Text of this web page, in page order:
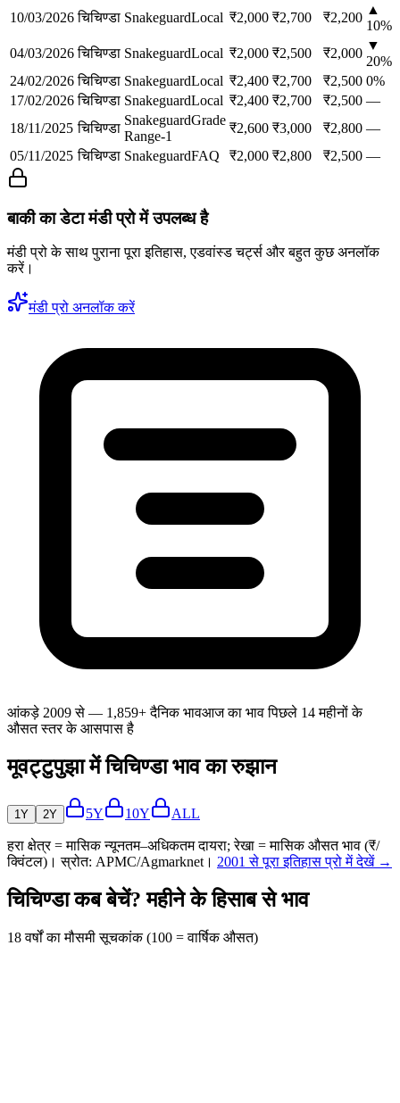
10/03/2026 चिचिण्डा SnakeguardLocal ₹2,000 ₹2,700 ₹2,200
▲
10%
04/03/2026 चिचिण्डा SnakeguardLocal ₹2,000 ₹2,500 ₹2,000
▼
20%
24/02/2026 चिचिण्डा SnakeguardLocal ₹2,400 ₹2,700 ₹2,500 0%
17/02/2026 चिचिण्डा SnakeguardLocal ₹2,400 ₹2,700 ₹2,500 —
18/11/2025 चिचिण्डा
SnakeguardGrade
Range-1
₹2,600 ₹3,000 ₹2,800 —
05/11/2025 चिचिण्डा SnakeguardFAQ ₹2,000 ₹2,800 ₹2,500 —
बाकी का डेटा मंडी प्रो में उपलब्ध है
मंडी प्रो के साथ पुराना पूरा इतिहास, एडवांस्ड चर्ट्स और बहुत कुछ अनलॉक
करें।
मंडी प्रो अनलॉक करें
आंकड़े 2009 से — 1,859+ दैनिक भावआज का भाव पिछले 14 महीनों के
औसत स्तर के आसपास है
मूवट्टुपुझा में चिचिण्डा भाव का रुझान
1Y 2Y 5Y 10Y ALL
हरा क्षेत्र = मासिक न्यूनतम–अधिकतम दायरा; रेखा = मासिक औसत भाव (₹/
क्विंटल)। स्रोत: APMC/Agmarknet। 2001 से पूरा इतिहास प्रो में देखें →
चिचिण्डा कब बेचें? महीने के हिसाब से भाव
18 वर्षों का मौसमी सूचकांक (100 = वार्षिक औसत)